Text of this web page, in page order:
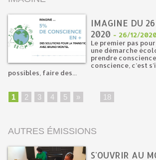
IMAGINE DU
2020 - 26/12/
Le premier pas
une démarche
prendre
conscience, c’est
possibles, faire des...
1 2 3 4 5 » 18
AUTRES ÉMISSIONS
S'OUVRIR AU